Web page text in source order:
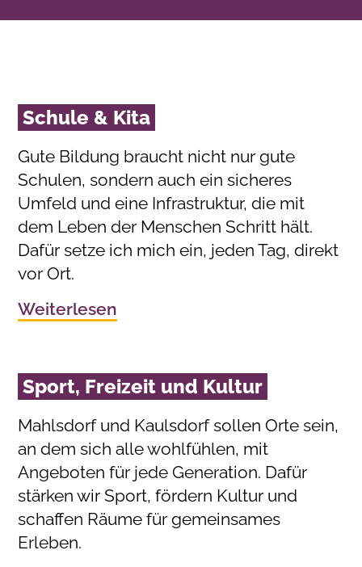
Schule & Kita
Gute Bildung braucht nicht nur gute
Schulen, sondern auch ein sicheres
Umfeld und eine Infrastruktur, die mit
dem Leben der Menschen Schritt hält.
Dafür setze ich mich ein, jeden Tag, direkt
vor Ort.
Weiterlesen
Sport, Freizeit und Kultur
Mahlsdorf und Kaulsdorf sollen Orte sein,
an dem sich alle wohlfühlen, mit
Angeboten für jede Generation. Dafür
stärken wir Sport, fördern Kultur und
schaffen Räume für gemeinsames
Erleben.